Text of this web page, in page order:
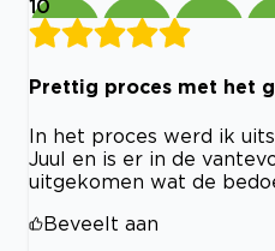
10
Prettig proces met het
In het proces werd ik
Juul en is er in de
uitgekomen wat de
Beveelt aan